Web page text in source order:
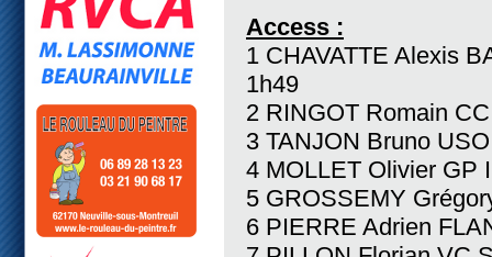
Access :
1 CHAVATTE Alexis
1h49
2 RINGOT Romain
3 TANJON Bruno
4 MOLLET Olivier GP
5 GROSSEMY
6 PIERRE Adrien